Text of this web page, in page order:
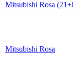
Mitsubishi Rosa
Mitsubishi Rosa